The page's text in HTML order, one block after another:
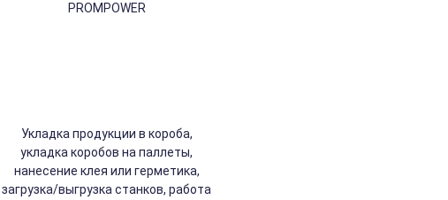
PROMPOWER
Укладка продукции в короба,
укладка коробов на паллеты,
нанесение клея или герметика,
загрузка/выгрузка станков, работа